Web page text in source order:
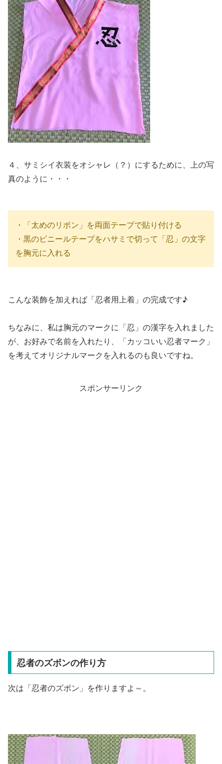
４、サミシイ衣装をオシャレ（？）にするために、上の写
真のように・・・
・「太めのリボン」を両面テープで貼り付ける
・黒のビニールテープをハサミで切って「忍」の文字
を胸元に入れる
こんな装飾を加えれば「忍者用上着」の完成です♪
ちなみに、私は胸元のマークに「忍」の漢字を入れました
が、お好みで名前を入れたり、「カッコいい忍者マーク」
を考えてオリジナルマークを入れるのも良いですね。
スポンサーリンク
忍者のズボンの作り方
次は「忍者のズボン」を作りますよ～。